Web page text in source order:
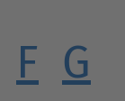
F G